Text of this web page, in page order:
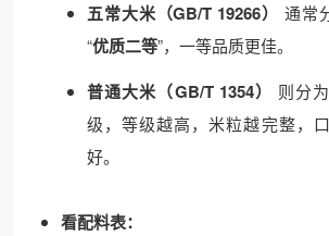
五常大米（GB/T 19266）
通常
“优质二等”，一等品质更佳。
普通大米（GB/T 1354）
则分
级，等级越高，米粒越完整，
好。
看配料表：